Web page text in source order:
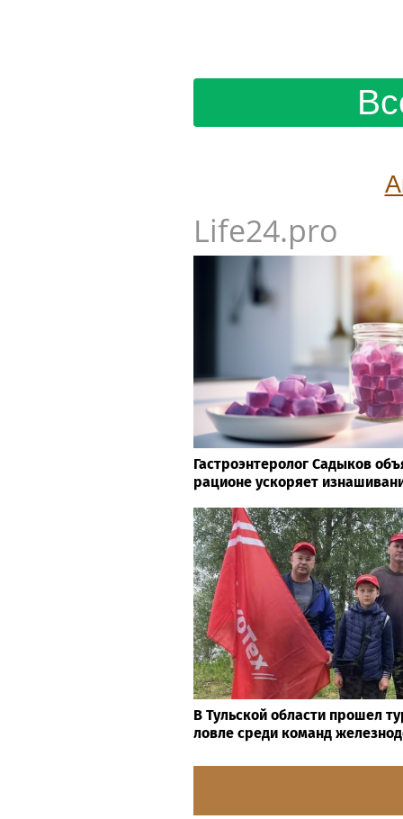
Life24.pro
Гастроэнтеролог Садыков
рационе ускоряет
В Тульской области прошел
ловле среди команд